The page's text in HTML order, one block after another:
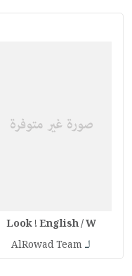
Look ! English / W
لـAlRowad Team